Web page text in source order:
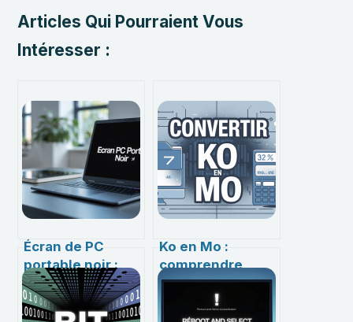
Articles Qui Pourraient Vous
Intéresser :
Écran de PC
portable noir :
comprendre,
diagnostiquer et
Ko en Mo :
comprendre
simplement la
conversion et